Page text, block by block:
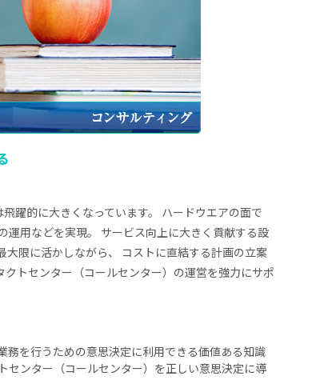
躍的に大きくなっています。 ハードウエアの面で
運用などを実現。 サービス向上に大きく貢献する設
限に活かしながら、 コストに直結する計画の立案
トセンター（コールセンター）の運営を強力にサポ
を行うための意思決定に利用できる価値ある知識
センター（コールセンター）を正しい意思決定に導